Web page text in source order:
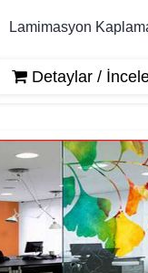
Lamimasyon
Detaylar /